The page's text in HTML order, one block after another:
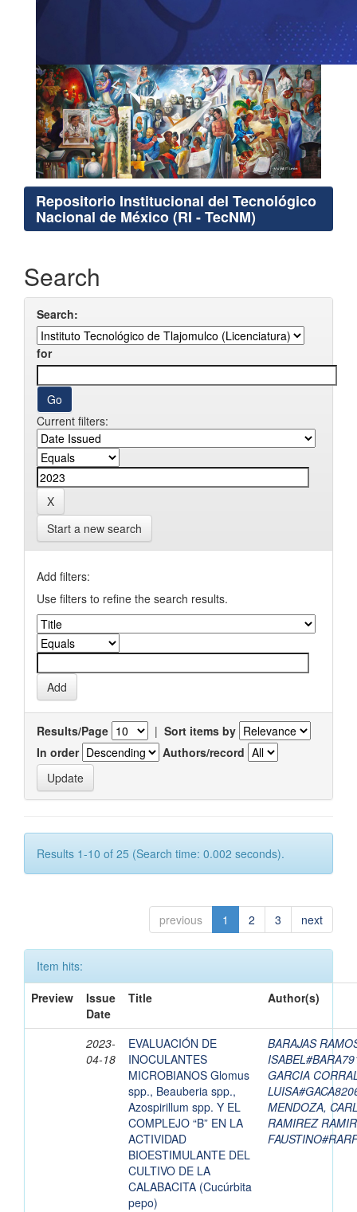
Repositorio Institucional del Tecnológico
Nacional de México (RI - TecNM)
Search
Search:
for
Current filters:
Start a new search
Add filters:
Use filters to refine the search results.
Results/Page | Sort items by
In order
Authors/record
Results 1-10 of 25 (Search time: 0.002 seconds).
previous 1 2 3 next
Item hits:
Preview
Issue
Date
Title Author(s)
2023-
04-18
EVALUACIÓN DE
INOCULANTES
MICROBIANOS Glomus
spp., Beauberia spp.,
Azospirillum spp. Y EL
COMPLEJO “B” EN LA
ACTIVIDAD
BIOESTIMULANTE DEL
CULTIVO DE LA
CALABACITA (Cucúrbita
pepo)
BARAJAS
GARCIA
MENDOZA,
RAMIREZ